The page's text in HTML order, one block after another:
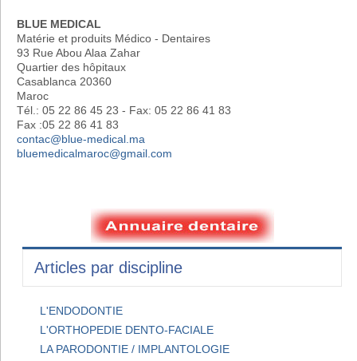
BLUE MEDICAL
Matérie et produits Médico - Dentaires
93 Rue Abou Alaa Zahar
Quartier des hôpitaux
Casablanca 20360
Maroc
Tél.: 05 22 86 45 23 - Fax: 05 22 86 41 83
Fax :05 22 86 41 83
contac@blue-medical.ma
bluemedicalmaroc@gmail.com
Articles par discipline
L'ENDODONTIE
L'ORTHOPEDIE DENTO-FACIALE
LA PARODONTIE / IMPLANTOLOGIE